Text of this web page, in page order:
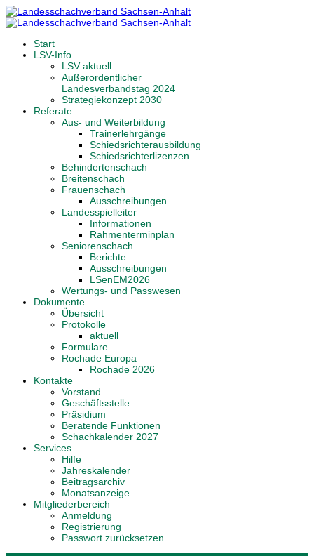
Start
LSV-Info
LSV aktuell
Außerordentlicher
Landesverbandstag 2024
Strategiekonzept 2030
Referate
Aus- und Weiterbildung
Trainerlehrgänge
Schiedsrichterausbildung
Schiedsrichterlizenzen
Behindertenschach
Breitenschach
Frauenschach
Ausschreibungen
Landesspielleiter
Informationen
Rahmenterminplan
Seniorenschach
Berichte
Ausschreibungen
LSenEM2026
Wertungs- und Passwesen
Dokumente
Übersicht
Protokolle
aktuell
Formulare
Rochade Europa
Rochade 2026
Kontakte
Vorstand
Geschäftsstelle
Präsidium
Beratende Funktionen
Schachkalender 2027
Services
Hilfe
Jahreskalender
Beitragsarchiv
Monatsanzeige
Mitgliederbereich
Anmeldung
Registrierung
Passwort zurücksetzen